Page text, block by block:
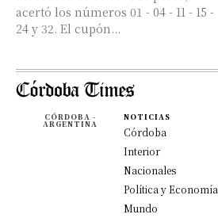
acertó los números 01 - 04 - 11 - 15 -
24 y 32. El cupón...
CÓRDOBA -
ARGENTINA
NOTICIAS
Córdoba
Interior
Nacionales
Política y Economía
Mundo